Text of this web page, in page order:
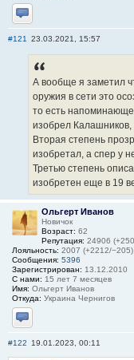
Отправить личное
#121 23.03.2021, 15:57
А вообще я заметил
оружия в сети это
то есть
изобрел Калашников,
Вторая степень
изобретал, а спер у
Третью степень
изобретен еще в 19
Ольгерт Иванов
Новичок
Возраст: 62
Репутация: 24906
Лояльность: 2007 (+2212/−205)
Сообщения: 5396
Зарегистрирован: 13.12.2010
С нами: 15 лет 7 месяцев
Имя: Ольгерт Иванов
Откуда: Украина Чернигов
Отправить личное
#122 19.01.2023, 00:11